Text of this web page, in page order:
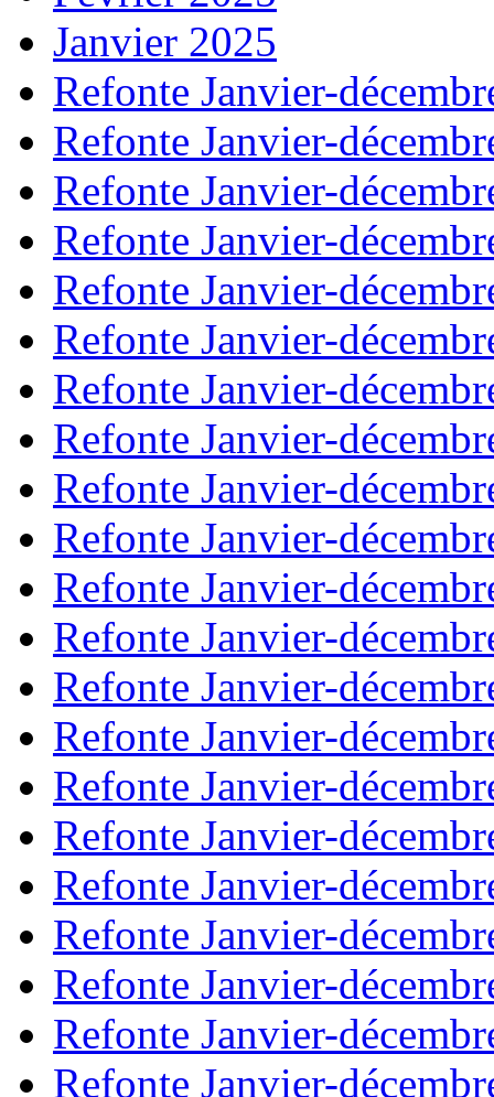
Janvier 2025
Refonte Janvier-
Refonte Janvier-
Refonte Janvier-
Refonte Janvier-
Refonte Janvier-
Refonte Janvier-
Refonte Janvier-
Refonte Janvier-
Refonte Janvier-
Refonte Janvier-
Refonte Janvier-
Refonte Janvier-
Refonte Janvier-
Refonte Janvier-
Refonte Janvier-
Refonte Janvier-
Refonte Janvier-
Refonte Janvier-
Refonte Janvier-
Refonte Janvier-
Refonte Janvier-